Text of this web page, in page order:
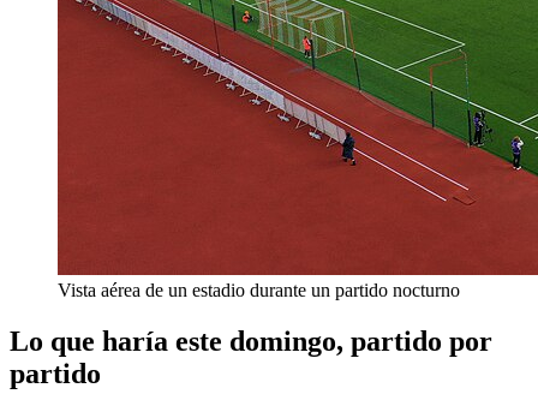
Vista aérea de un estadio durante un partido nocturno
Lo que haría este domingo, partido por
partido